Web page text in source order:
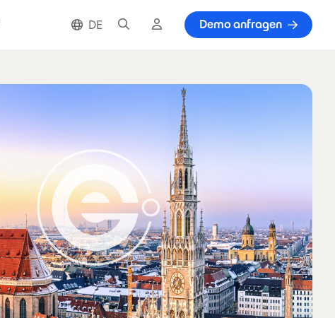
DE SucheCloud LoginDemo anfragen